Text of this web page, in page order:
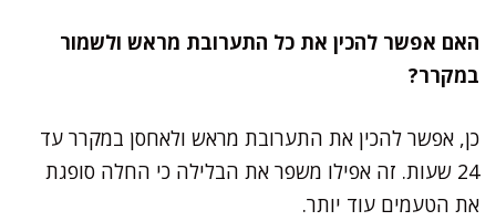
האם אפשר להכין את כל התערובת מראש ולשמור
במקרר?
כן, אפשר להכין את התערובת מראש ולאחסן במקרר עד
24 שעות. זה אפילו משפר את הבלילה כי החלה סופגת
את הטעמים עוד יותר.